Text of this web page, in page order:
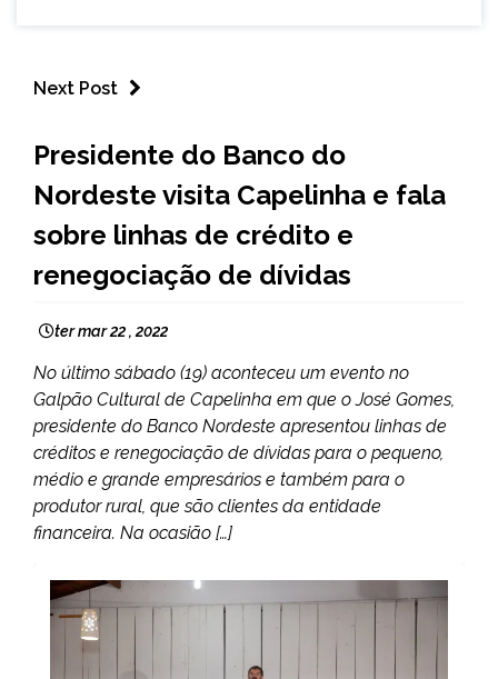
Next Post
NOTÍCIAS
Presidente do Banco do
Nordeste visita Capelinha e fala
sobre linhas de crédito e
renegociação de dívidas
ter mar 22 , 2022
No último sábado (19) aconteceu um evento no
Galpão Cultural de Capelinha em que o José Gomes,
presidente do Banco Nordeste apresentou linhas de
créditos e renegociação de dívidas para o pequeno,
médio e grande empresários e também para o
produtor rural, que são clientes da entidade
financeira. Na ocasião […]